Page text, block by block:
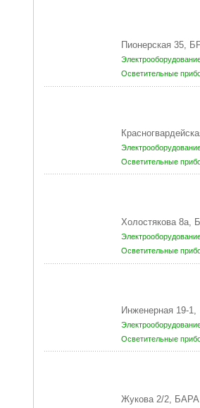
Пионерская 35,
Осветительные
Осветительные
Холостякова
Осветительные
Инженерная 19-
Осветительные
Жукова 2/2,